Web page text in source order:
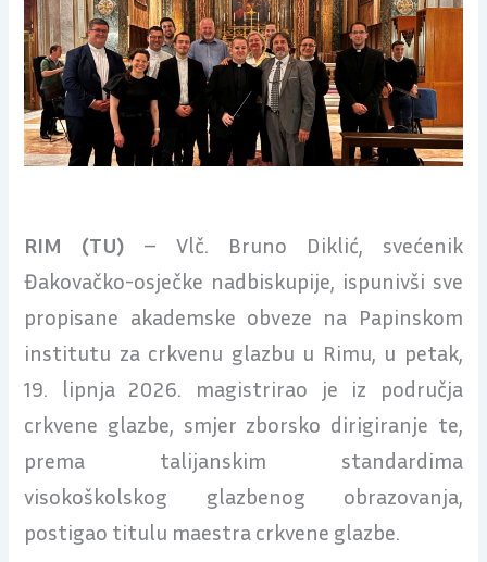
RIM (TU) – Vlč. Bruno Diklić, svećenik
Đakovačko-osječke nadbiskupije, ispunivši sve
propisane akademske obveze na Papinskom
institutu za crkvenu glazbu u Rimu, u petak,
19. lipnja 2026. magistrirao je iz područja
crkvene glazbe, smjer zborsko dirigiranje te,
prema talijanskim standardima
visokoškolskog glazbenog obrazovanja,
postigao titulu maestra crkvene glazbe.